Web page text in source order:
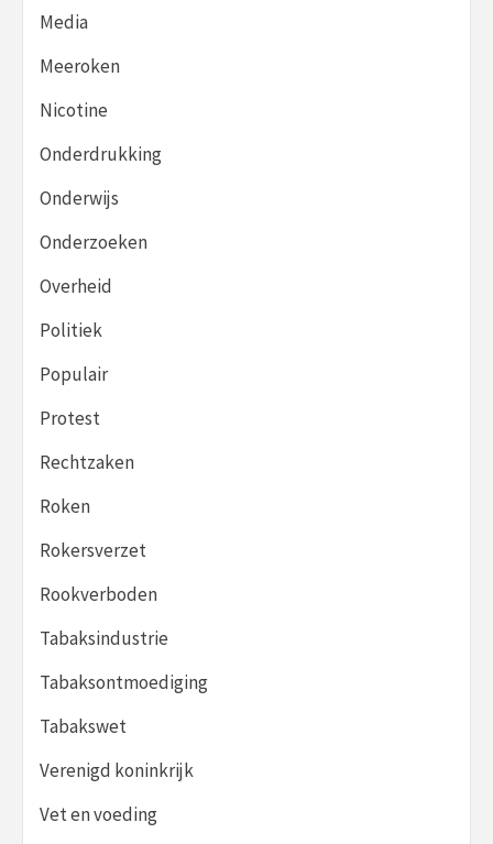
Media
Meeroken
Nicotine
Onderdrukking
Onderwijs
Onderzoeken
Overheid
Politiek
Populair
Protest
Rechtzaken
Roken
Rokersverzet
Rookverboden
Tabaksindustrie
Tabaksontmoediging
Tabakswet
Verenigd koninkrijk
Vet en voeding